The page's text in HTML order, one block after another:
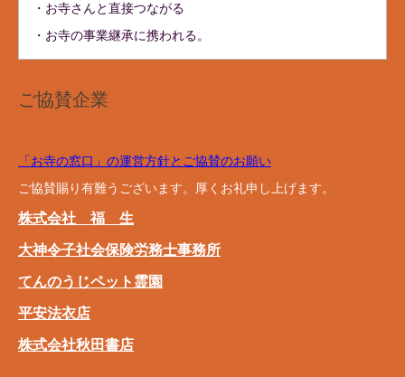
・お寺さんと直接つながる
・お寺の事業継承に携われる。
ご協賛企業
「お寺の窓口」の運営方針とご協賛のお願い
ご協賛賜り有難うございます。厚くお礼申し上げます。
株式会社 福 生
大神令子社会保険労務士事務所
てんのうじペット霊園
平安法衣店
株式会社秋田書店